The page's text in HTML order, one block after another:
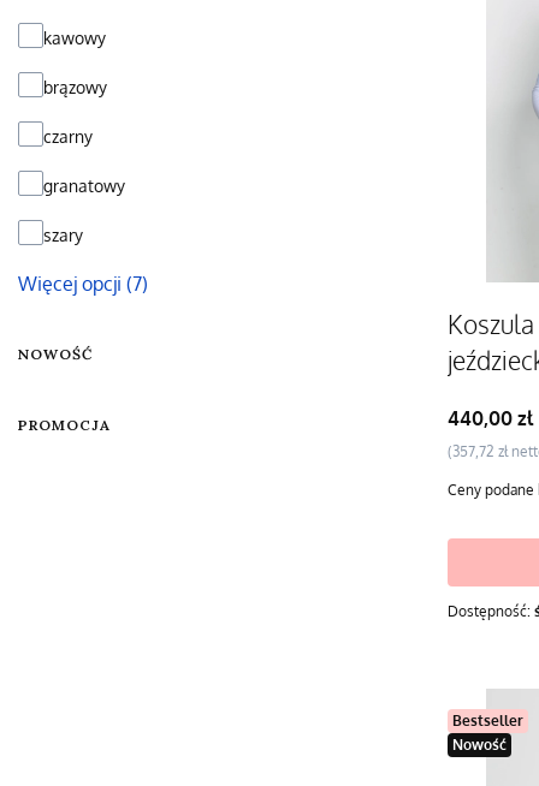
kawowy
brązowy
czarny
granatowy
szary
Więcej opcji (7)
NOWOŚĆ
PROMOCJA Cena
440,00 zł
Cena
357,72 zł
Ceny podane
Dostępność:
Bestseller
Nowość